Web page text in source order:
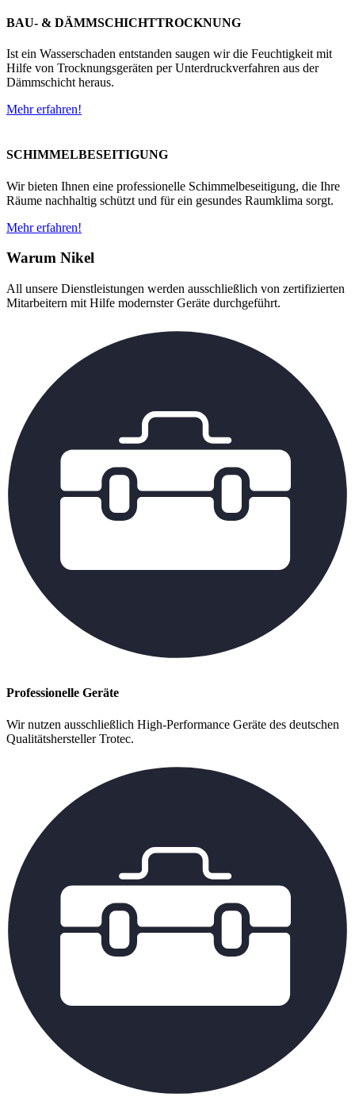
BAU- & DÄMMSCHICHTTROCKNUNG
Ist ein Wasserschaden entstanden saugen wir die Feuchtigkeit mit
Hilfe von Trocknungsgeräten per Unterdruckverfahren aus der
Dämmschicht heraus.
Mehr erfahren!
SCHIMMELBESEITIGUNG
Wir bieten Ihnen eine professionelle Schimmelbeseitigung, die Ihre
Räume nachhaltig schützt und für ein gesundes Raumklima sorgt.
Mehr erfahren!
Warum Nikel
All unsere Dienstleistungen werden ausschließlich von zertifizierten
Mitarbeitern mit Hilfe modernster Geräte durchgeführt.
Professionelle Geräte
Wir nutzen ausschließlich High-Performance Geräte des deutschen
Qualitätshersteller Trotec.